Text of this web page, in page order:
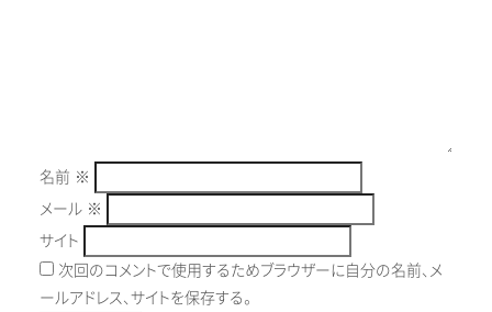
名前 ※
メール ※
サイト
次回のコメントで使用するためブラウザーに自分の名前、メ
ールアドレス、サイトを保存する。